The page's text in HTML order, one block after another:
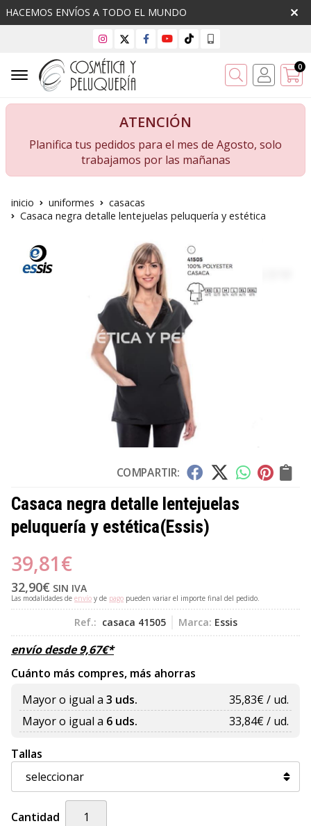
HACEMOS ENVÍOS A TODO EL MUNDO
Buscar 0
ATENCIÓN
Planifica tus pedidos para el mes de Agosto, solo
trabajamos por las mañanas
inicio uniformes
casacas
Casaca negra detalle lentejuelas peluquería y estética
COMPARTIR:
Casaca negra detalle lentejuelas
peluquería y estética(Essis)
39,81€
32,90€ SIN IVA
Las modalidades de envío y de pago pueden variar el importe final del pedido.
Ref.: casaca 41505 Marca: Essis
envío desde9,67€*
Cuánto más compres, más ahorras
Mayor o igual a 3 uds. 35,83€ / ud.
Mayor o igual a 6 uds. 33,84€ / ud.
Tallas
Cantidad